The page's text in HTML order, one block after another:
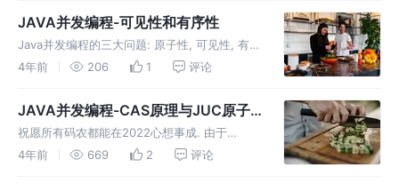
不具备的功能: 限时抢占, 指定时间内加锁失败
JAVA并发编程-可见性和有序性
Java并发编程的三大问题: 原子性, 可见性, 有序
性. CAS可以解决原子性问题. cpu物理缓存结构
为cpu设置了多级缓存L1/2/3, 其中L
4年前 206 1 评论
JAVA并发编程-CAS原理与JUC原子
类(Java高并发核心编程读书笔记)
祝愿所有码农都能在2022心想事成. 由于
synchronized的重量级锁, 需要在用户态和内核
4年前 669 2 评论